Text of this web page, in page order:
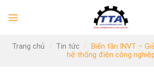
Trang chủ / Tin tức / Biến tần INVT –
hệ thống điện công